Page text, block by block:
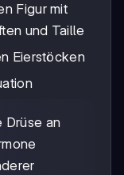
Figur mit
und Taille
Eierstöcken
Drüse an